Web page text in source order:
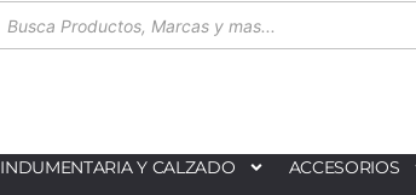
INDUMENTARIA Y CALZADO ACCESORIOS